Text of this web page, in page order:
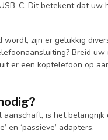
C. Dit betekent dat
zijn er gelukkig
Breid
er een koptelefoon op
is het
en ‘passieve’ adapters.